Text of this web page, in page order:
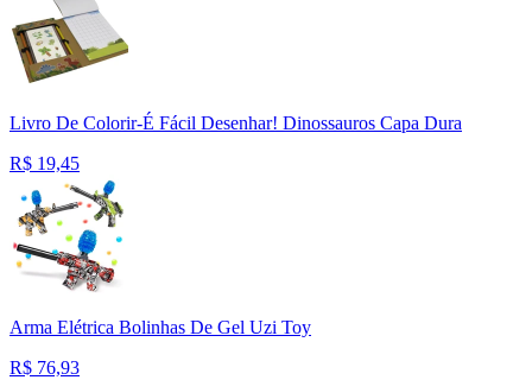
Livro De Colorir-É Fácil Desenhar! Dinossauros Capa Dura
R$ 19,45
Arma Elétrica Bolinhas De Gel Uzi Toy
R$ 76,93